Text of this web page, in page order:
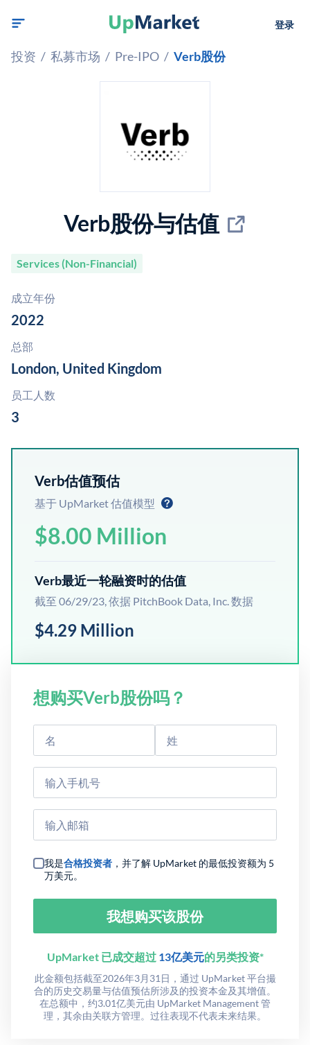
登录
投资 / 私募市场 / Pre-IPO / Verb股份
Verb股份与估值
Services (Non-Financial)
成立年份
2022
总部
London, United Kingdom
员工人数
3
Verb估值预估
基于 UpMarket 估值模型
$8.00 Million
Verb最近一轮融资时的估值
截至 06/29/23, 依据 PitchBook Data, Inc. 数据
$4.29 Million
想购买Verb股份吗？
我是合格投资者 ，并了解 UpMarket 的最低投资额为 5
万美元。
我想购买该股份
UpMarket 已成交超过 13亿美元的另类投资*
此金额包括截至2026年3月31日，通过 UpMarket 平台撮
合的历史交易量与估值预估所涉及的投资本金及其增值。
在总额中，约3.01亿美元由 UpMarket Management 管
理，其余由关联方管理。过往表现不代表未来结果。